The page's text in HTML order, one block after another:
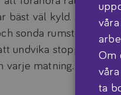
Om
ta
bäst väl kyld. Att
sonda
undvika stopp bör
varje matning.